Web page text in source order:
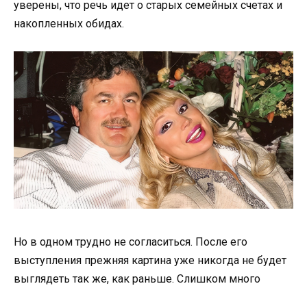
уверены, что речь идет о старых семейных счетах и
накопленных обидах.
Но в одном трудно не согласиться. После его
выступления прежняя картина уже никогда не будет
выглядеть так же, как раньше. Слишком много